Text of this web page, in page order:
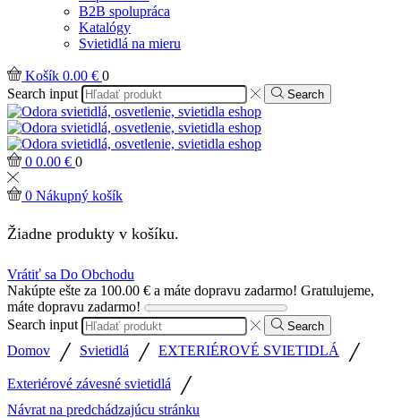
B2B spolupráca
Katalógy
Svietidlá na mieru
Košík 0.00 € 0
Search input
Search
0 0.00 € 0
0 Nákupný košík
Žiadne produkty v košíku.
Vrátiť sa Do Obchodu
Nakúpte ešte za 100.00 € a máte dopravu zadarmo! Gratulujeme,
máte dopravu zadarmo!
Search input
Search
Domov / Svietidlá / EXTERIÉROVÉ SVIETIDLÁ /
Exteriérové závesné svietidlá /
Návrat na predchádzajúcu stránku